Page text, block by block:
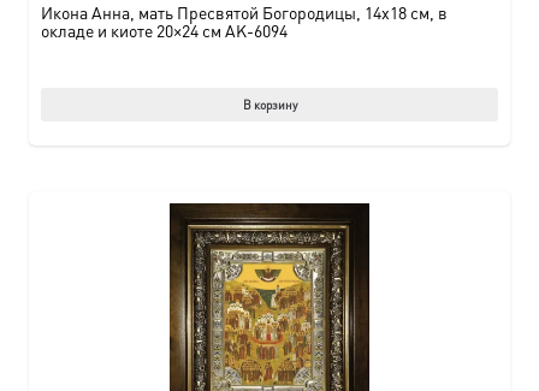
Икона Анна, мать Пресвятой Богородицы, 14х18 см, в
окладе и киоте 20×24 см AK-6094
В корзину